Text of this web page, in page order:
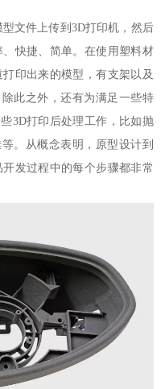
文件上传到3D打印机，然后
快捷、简单。在使用塑料材
印出来的模型，有支架以及
此之外，还有为满足一些特
3D打印后处理工作，比如抛
。从概念表明，原型设计到
发过程中的每个步骤都非常